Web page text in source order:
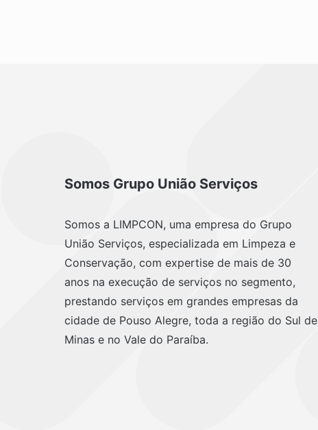
Somos Grupo União Serviços
Somos a LIMPCON, uma empresa do Grupo
União Serviços, especializada em Limpeza e
Conservação, com expertise de mais de 30
anos na execução de serviços no segmento,
prestando serviços em grandes empresas da
cidade de Pouso Alegre, toda a região do Sul de
Minas e no Vale do Paraíba.